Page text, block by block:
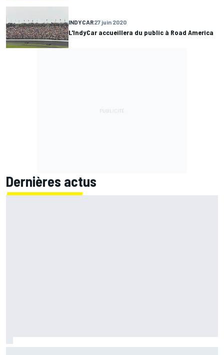
INDYCAR27 juin 2020
L'IndyCar accueillera du public à Road America
Dernières actus